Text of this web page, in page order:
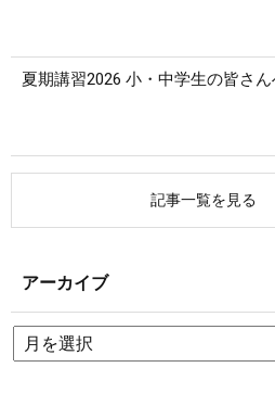
夏期講習2026 小・中学生の皆さ
記事一覧を見る
アーカイブ